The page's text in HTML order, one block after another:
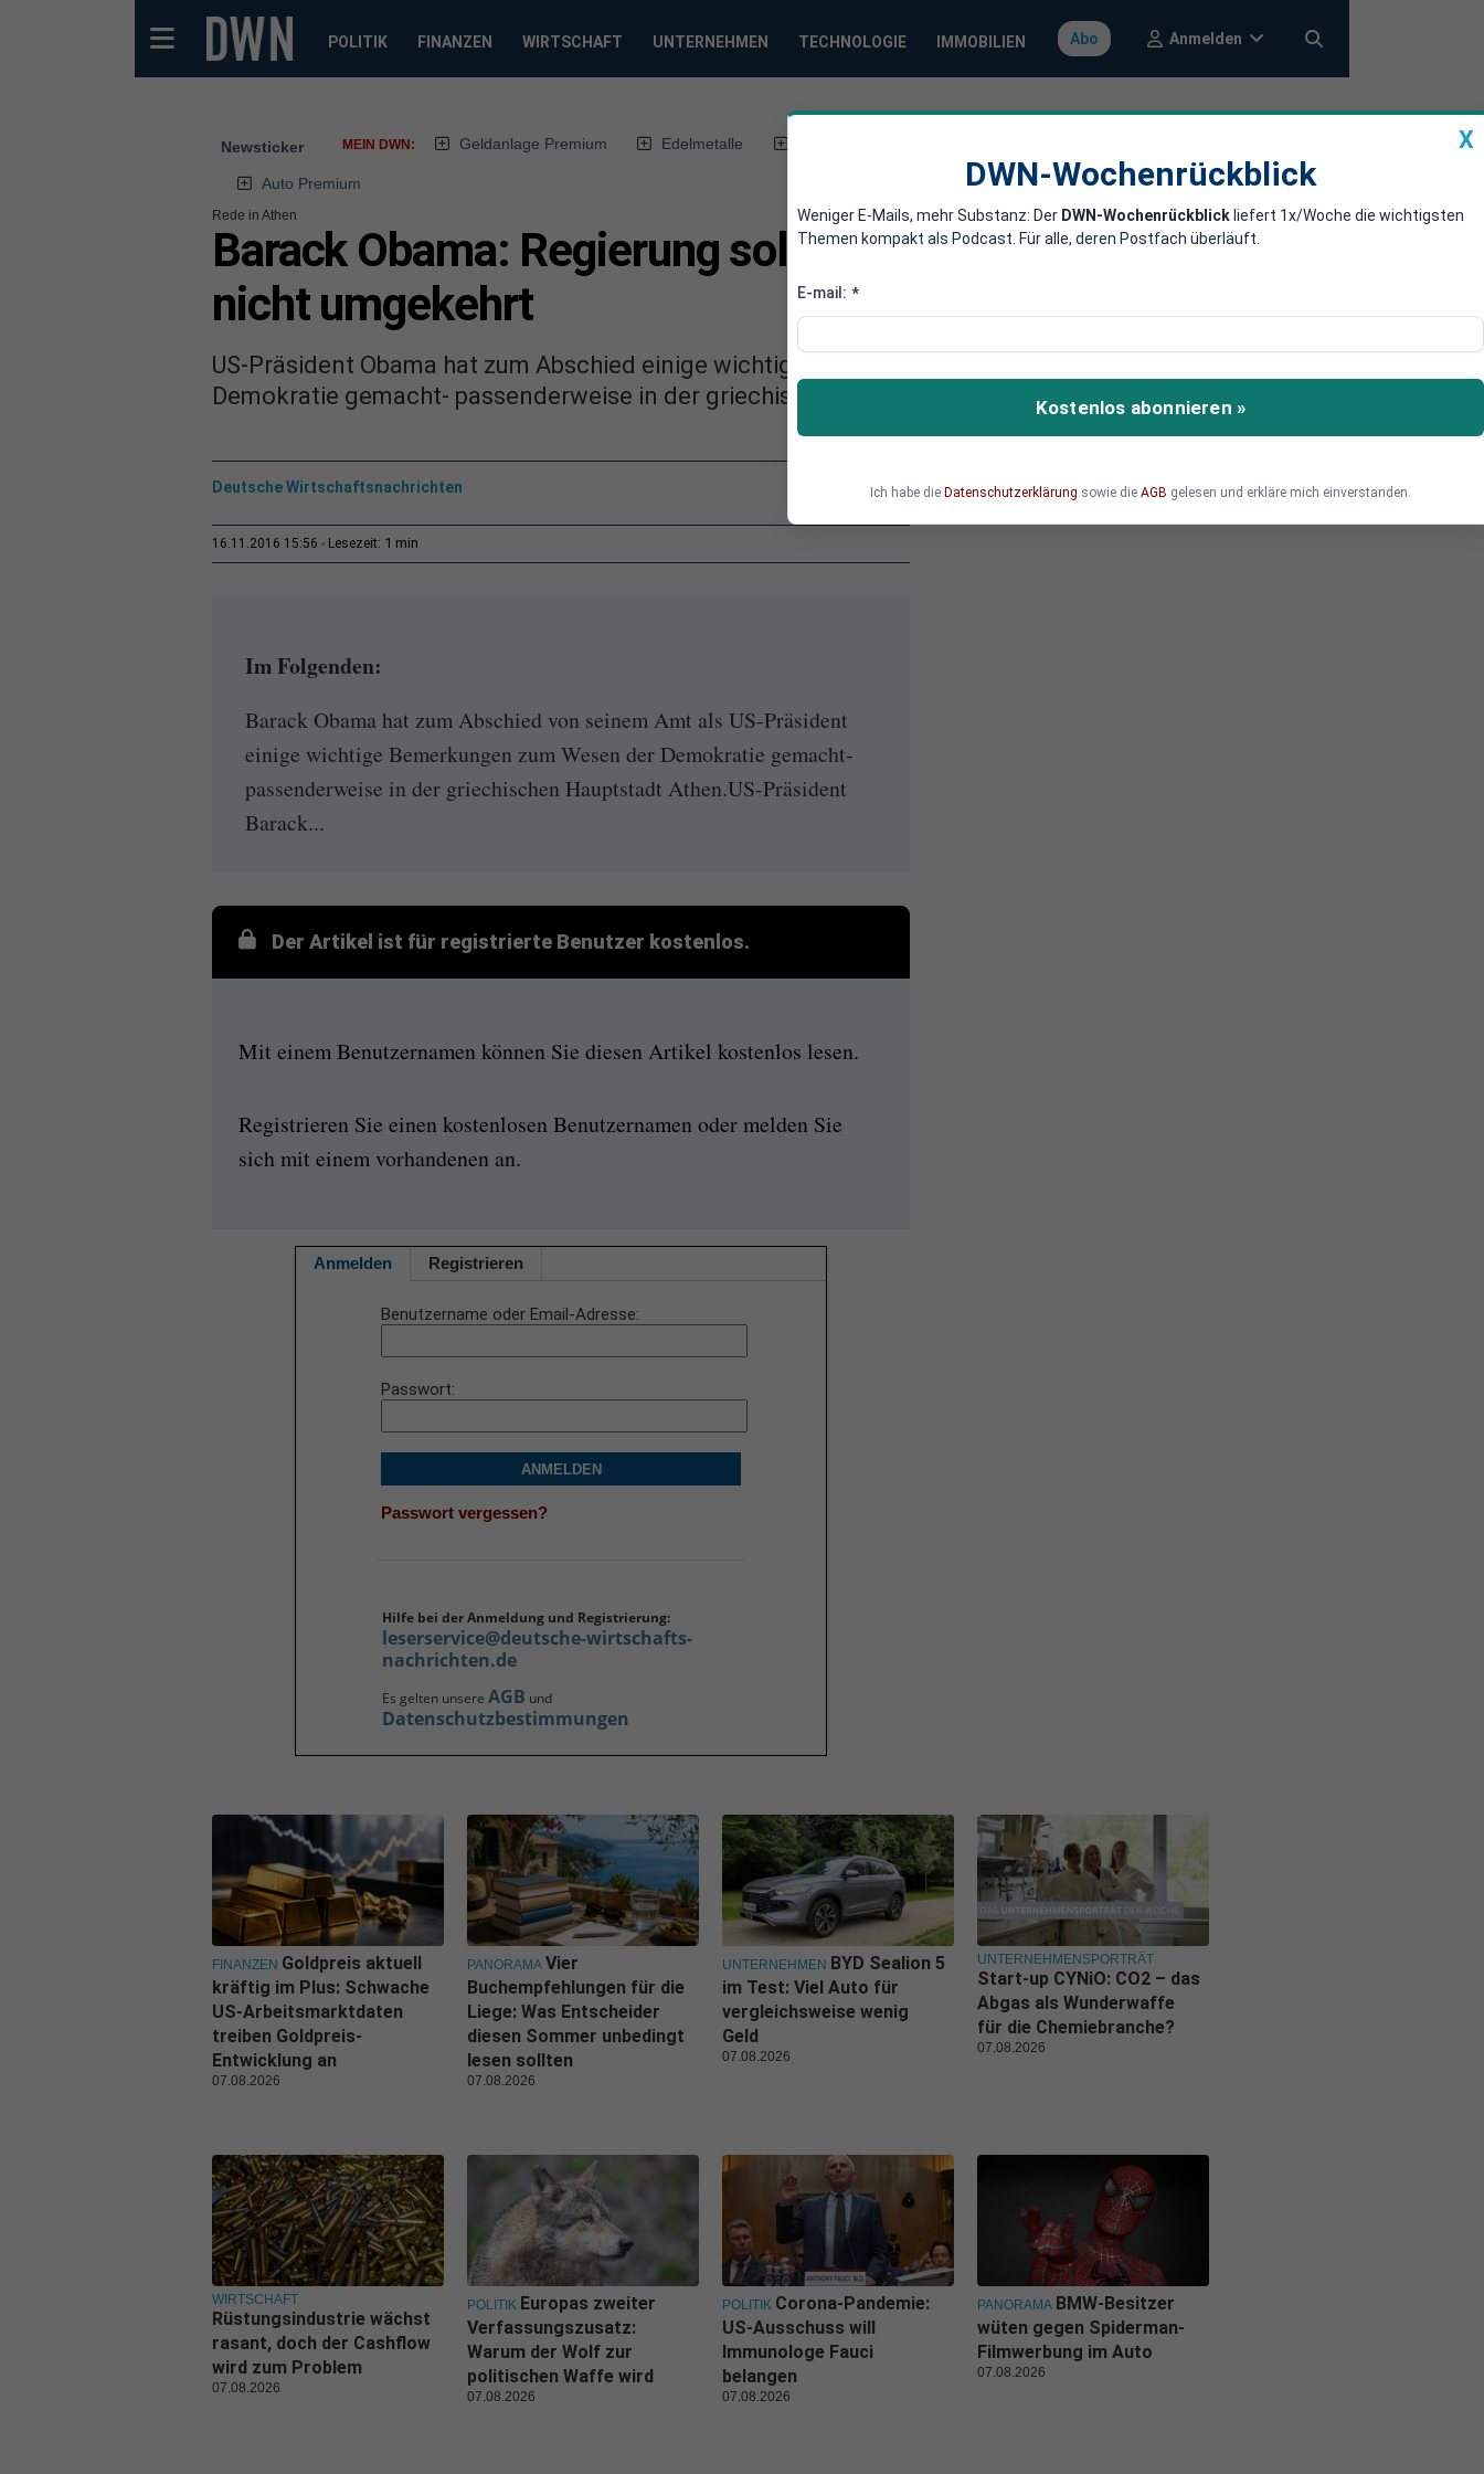
POLITIK FINANZEN WIRTSCHAFT UNTERNEHMEN TECHNOLOGIE IMMOBILIEN Abo Anmelden
Newsticker MEIN DWN: Geldanlage Premium Edelmetalle
Auto Premium
Rede in Athen
Barack Obama: Regierung soll den Bürgern dienen -
nicht umgekehrt
US-Präsident Obama hat zum Abschied einige wichtige Bemerkungen zum Wesen der
Demokratie gemacht- passenderweise in der griechischen Hauptstadt Athen.
Deutsche Wirtschaftsnachrichten
16.11.2016 15:56 Lesezeit: 1 min
Im Folgenden:
Barack Obama hat zum Abschied von seinem Amt als US-Präsident
einige wichtige Bemerkungen zum Wesen der Demokratie gemacht-
passenderweise in der griechischen Hauptstadt Athen.US-Präsident
Barack...
Der Artikel ist für registrierte Benutzer kostenlos.
Mit einem Benutzernamen können Sie diesen Artikel kostenlos lesen.
Registrieren Sie einen kostenlosen Benutzernamen oder melden Sie
sich mit einem vorhandenen an.
Anmelden Registrieren
Benutzername oder Email-Adresse
Passwort
ANMELDEN
Passwort vergessen?
Hilfe bei der Anmeldung und Registrierung:
leserservice@deutsche-wirtschafts-
nachrichten.de
Es gelten unsere AGB und
Datenschutzbestimmungen
X
DWN-Wochenrückblick
Weniger E-Mails, mehr Substanz: Der DWN-Wochenrückblick liefert 1x/Woche die wichtigsten
Themen kompakt als Podcast. Für alle, deren Postfach überläuft.
E-mail: *
Kostenlos abonnieren »
Ich habe die Datenschutzerklärung sowie die AGB gelesen und erkläre mich einverstanden.
FINANZEN Goldpreis aktuell
kräftig im Plus: Schwache
US-Arbeitsmarktdaten
treiben Goldpreis-
Entwicklung an
07.08.2026
PANORAMA Vier
Buchempfehlungen für die
Liege: Was Entscheider
diesen Sommer unbedingt
lesen sollten
07.08.2026
UNTERNEHMEN BYD Sealion 5
im Test: Viel Auto für
vergleichsweise wenig
Geld
07.08.2026
UNTERNEHMENSPORTRÄT
Start-up CYNiO: CO2 – das
Abgas als Wunderwaffe
für die Chemiebranche?
07.08.2026
WIRTSCHAFT
Rüstungsindustrie wächst
rasant, doch der Cashflow
wird zum Problem
07.08.2026
POLITIK Europas zweiter
Verfassungszusatz:
Warum der Wolf zur
politischen Waffe wird
07.08.2026
POLITIK Corona-Pandemie:
US-Ausschuss will
Immunologe Fauci
belangen
07.08.2026
PANORAMA BMW-Besitzer
wüten gegen Spiderman-
Filmwerbung im Auto
07.08.2026